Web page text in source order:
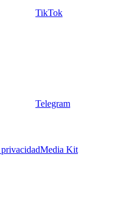
TikTok
Telegram
Media Kit